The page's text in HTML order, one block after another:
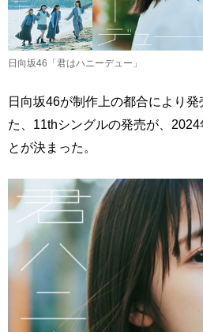
日向坂46「君はハニーデュー」
日向坂46が制作上の都合により
た、11thシングルの発売が、
とが決まった。